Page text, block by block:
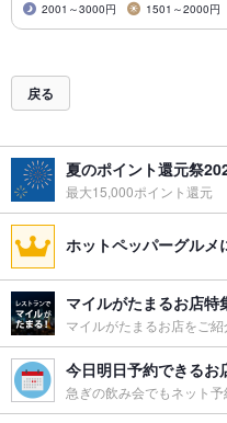
2001～3000円 1501～2000円
戻る
夏のポイント還元祭
最大15,000ポイント還元
ホットペッパーグルメ
マイルがたまるお店特
マイルがたまるお店をご紹
今日明日予約できるお
急ぎの飲み会でもネット予